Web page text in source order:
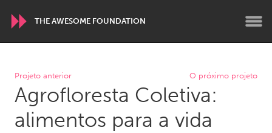
THE AWESOME FOUNDATION
WORLDWIDE
Conservation and Climate
Disability
Dragon Dreaming
Projeto anterior O próximo projeto
Agrofloresta Coletiva:
alimentos para a vida